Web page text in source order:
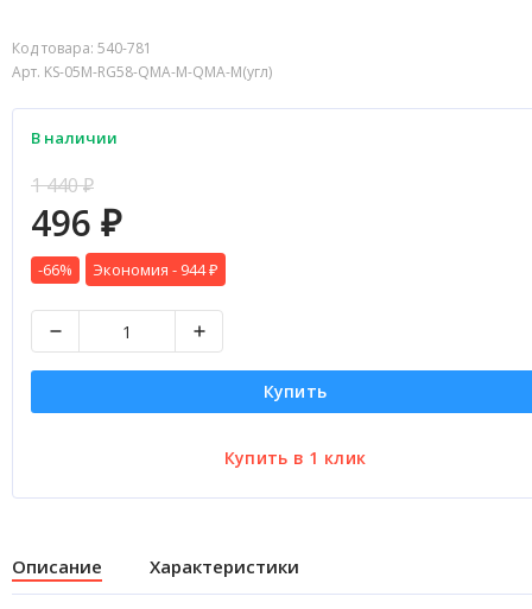
Код товара: 540-781
Арт. KS-05M-RG58-QMA-M-QMA-M(угл)
В наличии
1 440₽
496 ₽
-66% Экономия - 944 ₽
Купить
Описание Характеристики